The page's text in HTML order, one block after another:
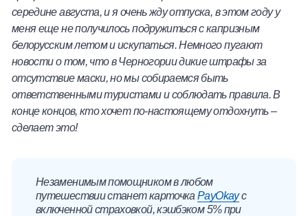
середине августа, и я очень жду отпуска, в этом году у
меня еще не получилось подружиться с капризным
белорусским летом и искупаться. Немного пугают
новости о том, что в Черногории дикие штрафы за
отсутствие маски, но мы собираемся быть
ответственными туристами и соблюдать правила. В
конце концов, кто хочет по-настоящему отдохнуть –
сделает это!
Незаменимым помощником в любом
путешествии станет карточкаPayOkayс
включенной страховкой, кэшбэком 5% при